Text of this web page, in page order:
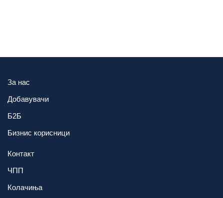
За нас
Добавувачи
Б2Б
Бизнис корисници
Контакт
ЧПП
Колачиња